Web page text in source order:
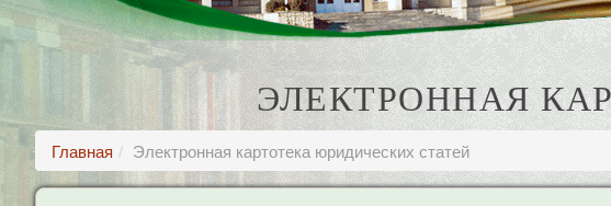
ЭЛЕКТРОННАЯ
Главная Электронная картотека юридических статей